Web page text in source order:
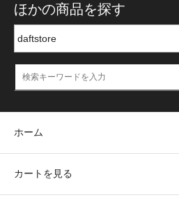
ほかの商品を探す
ホーム
カートを見る